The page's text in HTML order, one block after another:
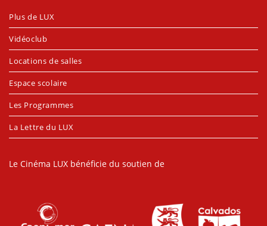
Plus de LUX
Vidéoclub
Locations de salles
Espace scolaire
Les Programmes
La Lettre du LUX
Le Cinéma LUX bénéficie du soutien de